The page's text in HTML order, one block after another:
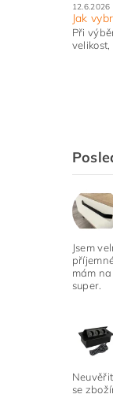
12.6.2026
Jak
Při
velikost,
Jsem
mám
super.
se